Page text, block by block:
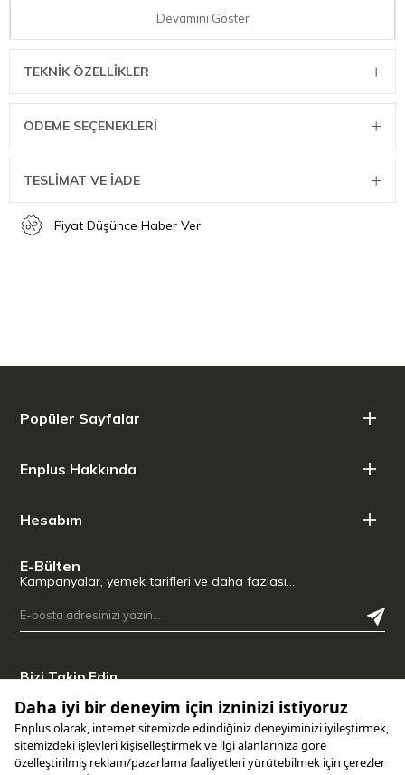
Yüksek kalite WMF cam yapımı 2 adet Latte Macchiato
WMF Barista koleksiyonu kahve molanızı stil sahibi bir kahve
keyfine dönüştürür. Kahve koleksiyonunun sürahileri ve
doğru. Gümüş parlaklığı da bu koleksiyona klasik bir hava
verir.
Devamını Göster
TEKNIK ÖZELLIKLER
ÖDEME SEÇENEKLERI
TESLİMAT VE İADE
Fiyat Düşünce Haber Ver
Popüler Sayfalar
Enplus Hakkında
Hesabım
E-Bülten
Kampanyalar, yemek tarifleri ve daha fazlası…
Bizi Takip Edin